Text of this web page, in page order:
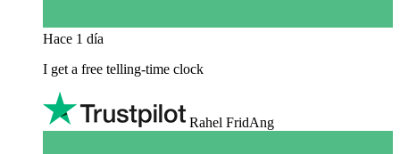
Hace 1 día
I get a free telling-time clock
Rahel FridAng